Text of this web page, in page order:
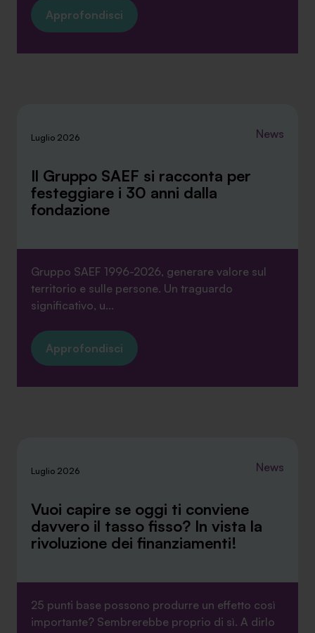
Approfondisci
Luglio 2026 News
Il Gruppo SAEF si racconta per
festeggiare i 30 anni dalla
fondazione
Gruppo SAEF 1996-2026, generare valore sul
territorio e sulle persone. Un traguardo
significativo, u...
Approfondisci
Luglio 2026 News
Vuoi capire se oggi ti conviene
davvero il tasso fisso? In vista la
rivoluzione dei finanziamenti!
25 punti base possono produrre un effetto così
importante? Sembrerebbe proprio di sì. A dirlo